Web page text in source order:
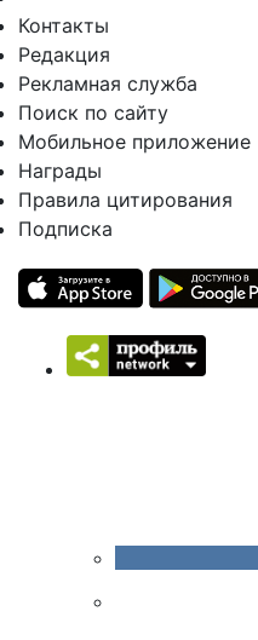
Контакты
Редакция
Рекламная служба
Поиск по сайту
Мобильное приложение
Награды
Правила цитирования
Подписка